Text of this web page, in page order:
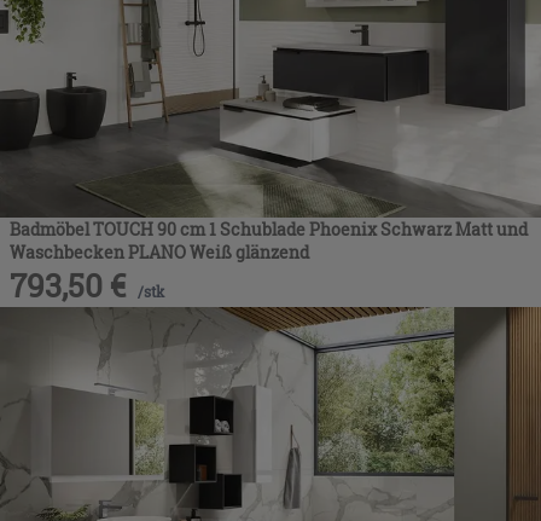
Badmöbel TOUCH 90 cm 1 Schublade Phoenix Schwarz Matt und
Waschbecken PLANO Weiß glänzend
793,50 € /stk